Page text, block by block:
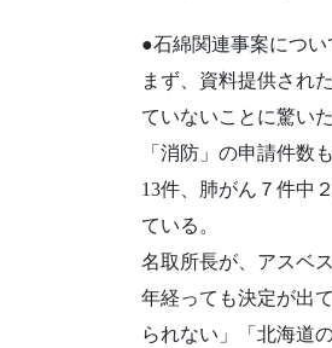
●石綿関連事案につい
まず、資料提供され
ていないことに驚い
「消防」の申請件数
13件、肺がん７件中
ている。
名取所長が、アスベ
年経っても決定が出
られない」「北海道